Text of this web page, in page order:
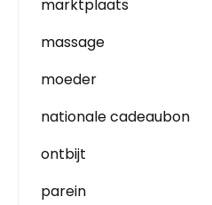
marktplaats
massage
moeder
nationale cadeaubon
ontbijt
parein